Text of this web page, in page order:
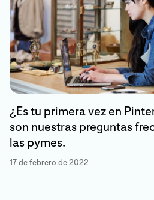
¿Es tu primera vez en
son nuestras preguntas
las pymes.
17 de febrero de 2022